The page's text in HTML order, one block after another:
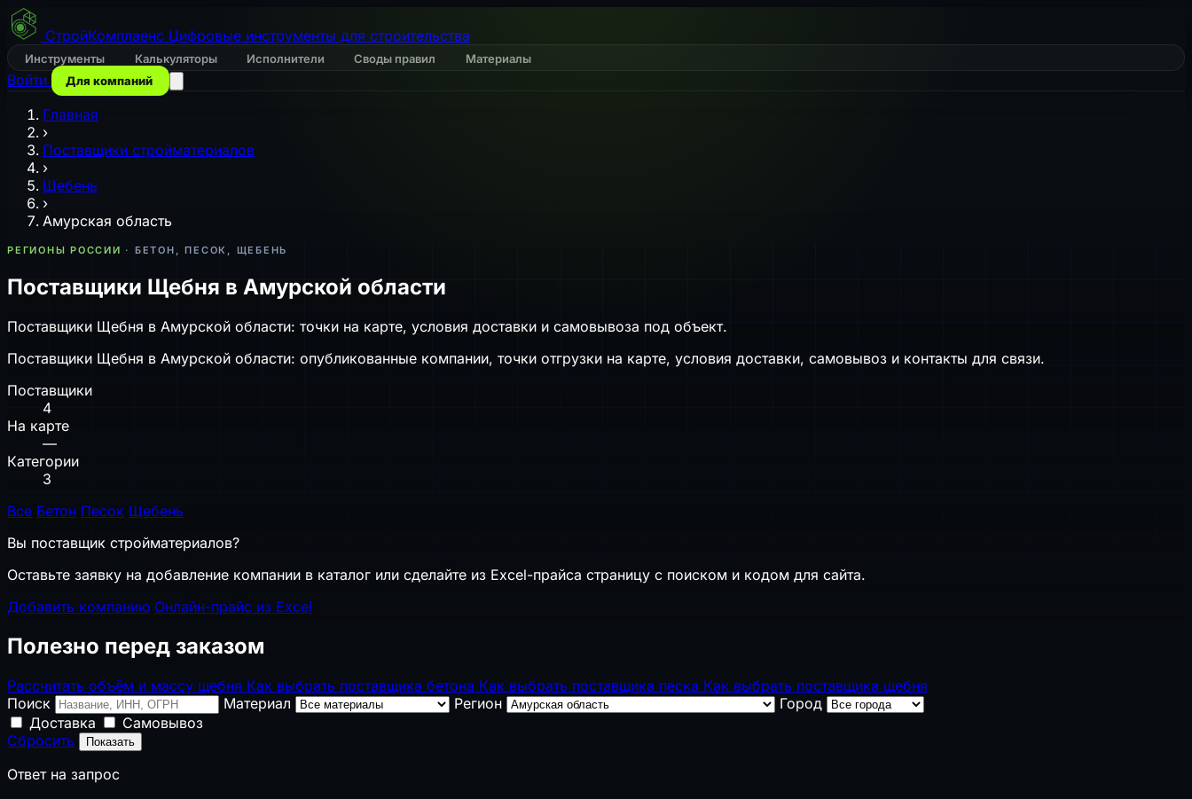
СтройКомплаенс Цифровые инструменты для строительства
Инструменты Калькуляторы Исполнители Своды правил Материалы
Войти Для компаний
Главная
›
Поставщики стройматериалов
›
Щебень
›
Амурская область
РЕГИОНЫ РОССИИ · БЕТОН, ПЕСОК, ЩЕБЕНЬ
Поставщики Щебня в Амурской области
Поставщики Щебня в Амурской области: точки на карте, условия доставки и самовывоза под объект.
Поставщики Щебня в Амурской области: опубликованные компании, точки отгрузки на карте, условия доставки, самовывоз и контакты для связи.
Поставщики
4
На карте
—
Категории
3
Все Бетон Песок Щебень
Вы поставщик стройматериалов?
Оставьте заявку на добавление компании в каталог или сделайте из Excel-прайса страницу с поиском и кодом для сайта.
Добавить компанию Онлайн-прайс из Excel
Полезно перед заказом
Рассчитать объём и массу щебня Как выбрать поставщика бетона Как выбрать поставщика песка Как выбрать поставщика щебня
Поиск
Материал Регион
Город
Доставка
Самовывоз
Сбросить
Показать
Ответ на запрос